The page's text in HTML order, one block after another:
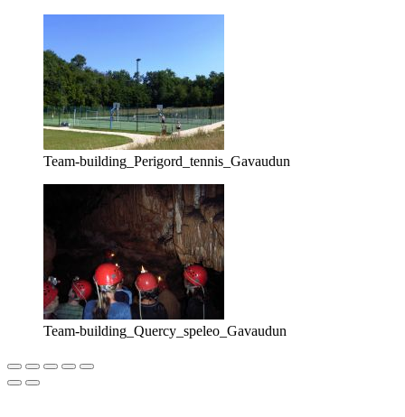
Team-building_Perigord_tennis_Gavaudun
Team-building_Quercy_speleo_Gavaudun